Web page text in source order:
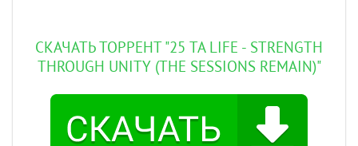
СКАЧАТЬ ТОРРЕНТ "25 TA LIFE - STRENGTH
THROUGH UNITY (THE SESSIONS REMAIN)"